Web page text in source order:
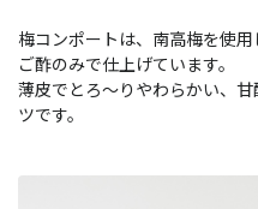
梅コンポートは、南高梅を使
ご酢のみで仕上げています。
薄皮でとろ～りやわらかい、
ツです。